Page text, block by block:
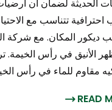
الحديثة لضمان أن
احترافية تتناسب مع
ديكور المكان. مع شركة
مقاوم للماء في رأس
READ